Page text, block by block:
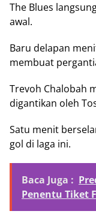
The Blues
awal.
Baru delapan
membuat
Trevoh Chalobah
digantikan oleh
Satu menit
gol di laga ini.
Baca Juga :
Penentu Tiket